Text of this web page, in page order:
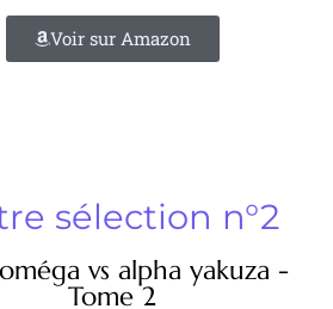
Voir sur Amazon
sélection n°2
vs alpha yakuza -
Tome 2